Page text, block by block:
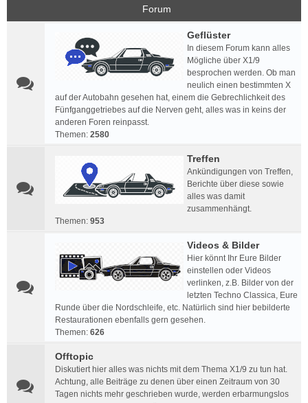
Forum
Geflüster
In diesem Forum kann alles
Mögliche über X1/9
besprochen werden. Ob man
neulich einen bestimmten X
auf der Autobahn gesehen hat, einem die Gebrechlichkeit des
Fünfganggetriebes auf die Nerven geht, alles was in keins der
anderen Foren reinpasst.
Themen: 2580
Treffen
Ankündigungen von Treffen,
Berichte über diese sowie
alles was damit
zusammenhängt.
Themen: 953
Videos & Bilder
Hier könnt Ihr Eure Bilder
einstellen oder Videos
verlinken, z.B. Bilder von der
letzten Techno Classica, Eure
Runde über die Nordschleife, etc. Natürlich sind hier bebilderte
Restaurationen ebenfalls gern gesehen.
Themen: 626
Offtopic
Diskutiert hier alles was nichts mit dem Thema X1/9 zu tun hat.
Achtung, alle Beiträge zu denen über einen Zeitraum von 30
Tagen nichts mehr geschrieben wurde, werden erbarmungslos